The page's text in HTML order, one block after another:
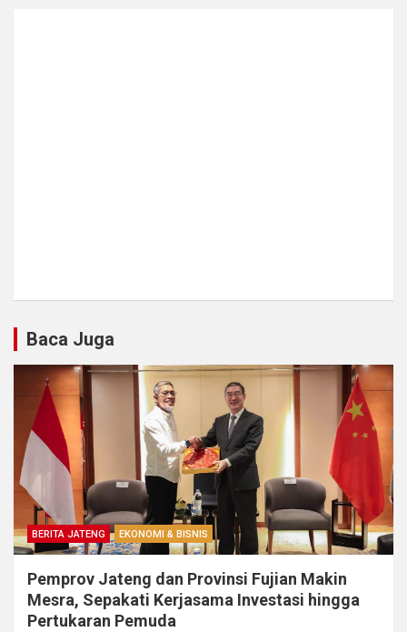
Baca Juga
BERITA JATENG EKONOMI & BISNIS
Pemprov Jateng dan Provinsi Fujian Makin
Mesra, Sepakati Kerjasama Investasi hingga
Pertukaran Pemuda